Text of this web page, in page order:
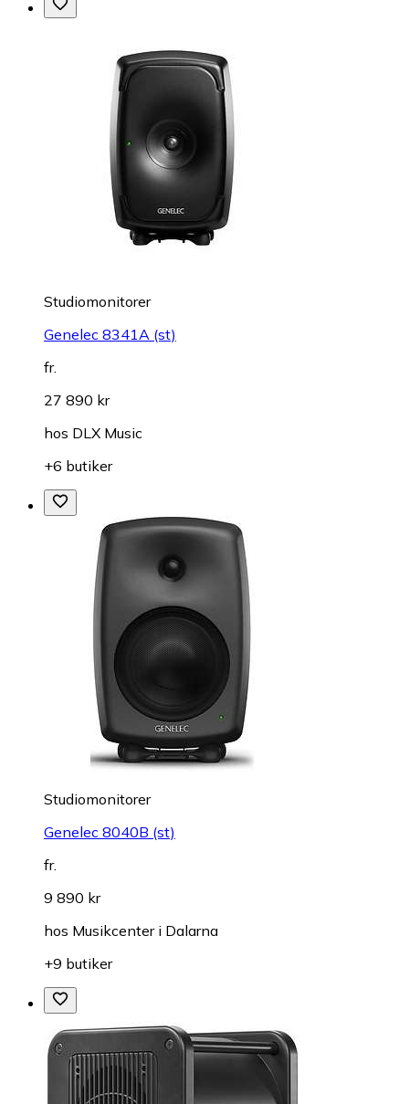
Studiomonitorer
Genelec 8341A (st)
fr.
27 890 kr
hos DLX Music
+6 butiker
Studiomonitorer
Genelec 8040B (st)
fr.
9 890 kr
hos Musikcenter i Dalarna
+9 butiker